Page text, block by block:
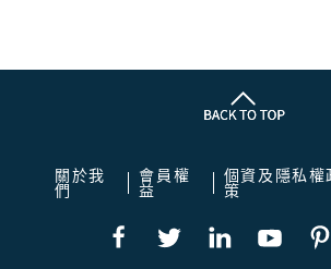
關於我
們
會員權
益
個資及隱私權
策